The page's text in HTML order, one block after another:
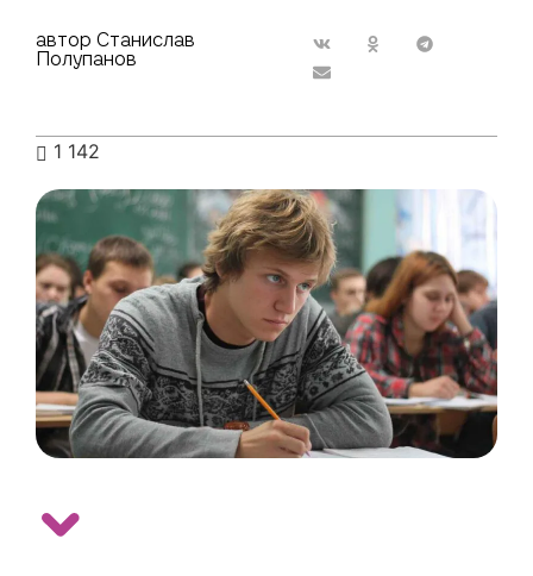
автор Станислав
Полупанов
1 142